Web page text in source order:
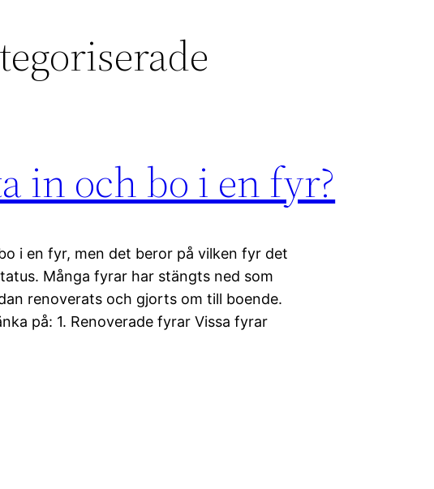
in och bo i en fyr?
i en fyr, men det beror på vilken fyr det
Många fyrar har stängts ned som
renoverats och gjorts om till boende.
på: 1. Renoverade fyrar Vissa fyrar